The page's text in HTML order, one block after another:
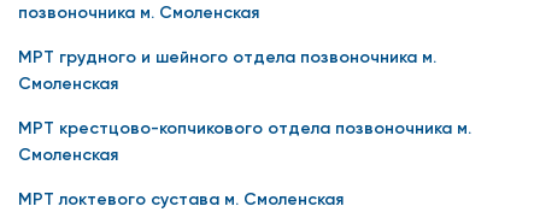
позвоночника м. Смоленская
МРТ грудного и шейного отдела позвоночника м.
Смоленская
МРТ крестцово-копчикового отдела позвоночника м.
Смоленская
МРТ локтевого сустава м. Смоленская